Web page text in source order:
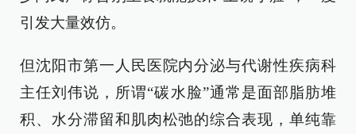
引发大量效仿。
但沈阳市第一人民医院内分泌与代谢性疾病科
主任刘伟说，所谓“碳水脸”通常是面部脂肪堆
积、水分滞留和肌肉松弛的综合表现，单纯靠